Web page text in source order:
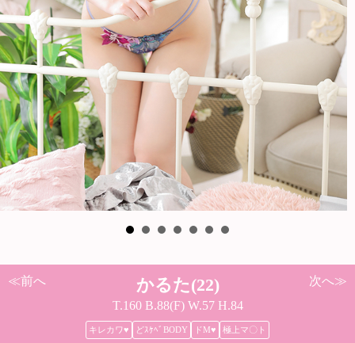
次へ≫
≪前へ かるた(22)
T.160 B.88(F) W.57 H.84
キレカワ♥ どｽｹﾍﾞBODY ドM♥ 極上マ〇ト